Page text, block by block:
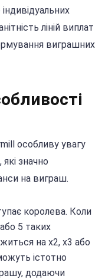
ліній виплат
виграшних
особливу увагу
значно
на виграш.
королева. Коли
5 таких
на x2, x3 або
істотно
додаючи